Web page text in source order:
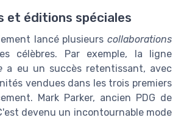
et éditions spéciales
lancé plusieurs collaborations
célèbres. Par exemple, la ligne
a eu un succès retentissant, avec
vendues dans les trois premiers
Mark Parker, ancien PDG de
devenu un incontournable mode